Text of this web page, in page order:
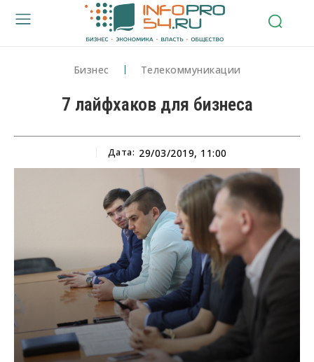
Бизнес Телекоммуникации
7 лайфхаков для бизнеса
Дата: 29/03/2019, 11:00